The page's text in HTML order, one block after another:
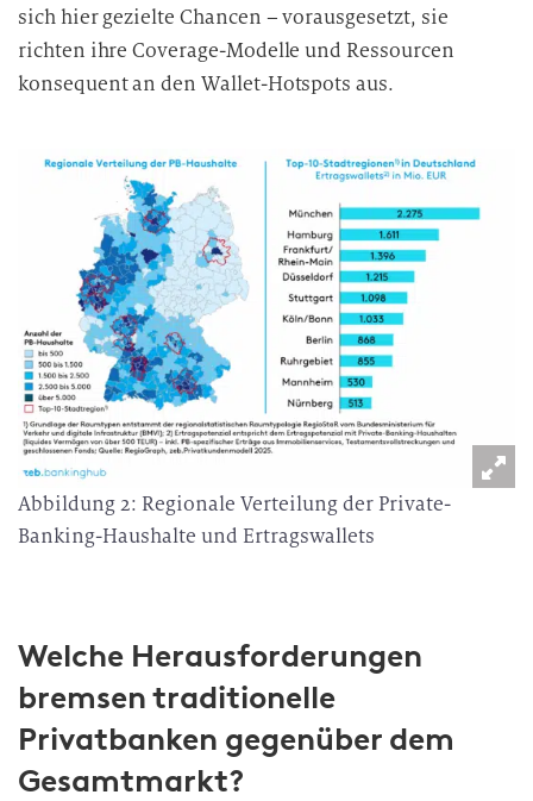
sich hier gezielte Chancen – vorausgesetzt, sie
richten ihre Coverage-Modelle und Ressourcen
konsequent an den Wallet-Hotspots aus.
Abbildung 2: Regionale Verteilung der Private-
Banking-Haushalte und Ertragswallets
Welche Herausforderungen
bremsen traditionelle
Privatbanken gegenüber dem
Gesamtmarkt?